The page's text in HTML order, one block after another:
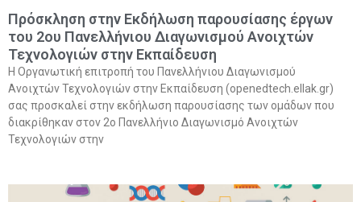
Πρόσκληση στην Εκδήλωση παρουσίασης έργων
του 2ου Πανελλήνιου Διαγωνισμού Ανοιχτών
Τεχνολογιών στην Εκπαίδευση
Η Οργανωτική επιτροπή του Πανελλήνιου Διαγωνισμού
Ανοιχτών Τεχνολογιών στην Εκπαίδευση (openedtech.ellak.gr)
σας προσκαλεί στην εκδήλωση παρουσίασης των ομάδων που
διακρίθηκαν στον 2ο Πανελλήνιο Διαγωνισμό Ανοιχτών
Τεχνολογιών στην